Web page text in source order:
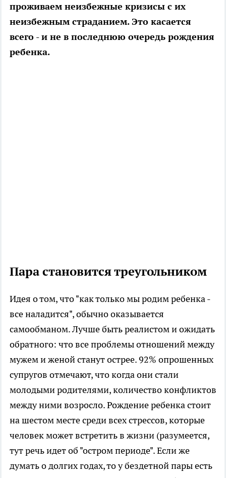
проживаем неизбежные кризисы с их
неизбежным страданием. Это касается
всего - и не в последнюю очередь рождения
ребенка.
Пара становится треугольником
Идея о том, что "как только мы родим ребенка -
все наладится", обычно оказывается
самообманом. Лучше быть реалистом и ожидать
обратного: что все проблемы отношений между
мужем и женой станут острее. 92% опрошенных
супругов отмечают, что когда они стали
молодыми родителями, количество конфликтов
между ними возросло. Рождение ребенка стоит
на шестом месте среди всех стрессов, которые
человек может встретить в жизни (разумеется,
тут речь идет об "остром периоде". Если же
думать о долгих годах, то у бездетной пары есть